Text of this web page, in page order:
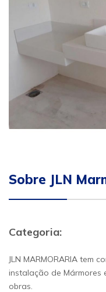
Sobre JLN
Categoria:
JLN MARMORARIA tem
instalação de Mármores
obras.